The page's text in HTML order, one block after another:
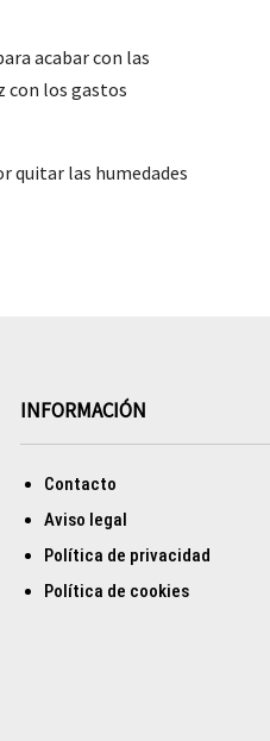
acabar con las
con los gastos
quitar las humedades
INFORMACIÓN
Contacto
Aviso legal
Política de privacidad
Política de cookies